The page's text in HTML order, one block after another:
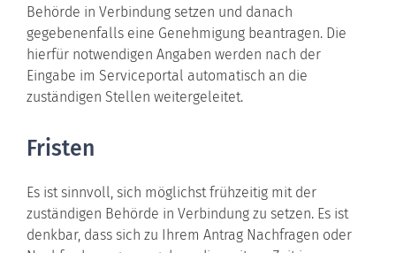
Behörde in Verbindung setzen und danach
gegebenenfalls eine Genehmigung beantragen. Die
hierfür notwendigen Angaben werden nach der
Eingabe im Serviceportal automatisch an die
zuständigen Stellen weitergeleitet.
Fristen
Es ist sinnvoll, sich möglichst frühzeitig mit der
zuständigen Behörde in Verbindung zu setzen. Es ist
denkbar, dass sich zu Ihrem Antrag Nachfragen oder